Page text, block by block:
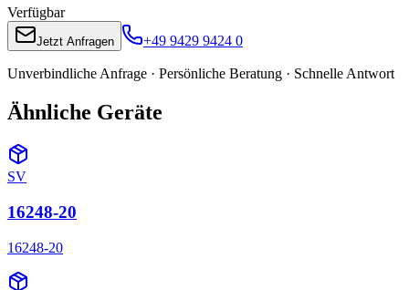
Verfügbar
Jetzt Anfragen +49 9429 9424 0
Unverbindliche Anfrage · Persönliche Beratung · Schnelle Antwort
Ähnliche Geräte
SV
16248-20
16248-20